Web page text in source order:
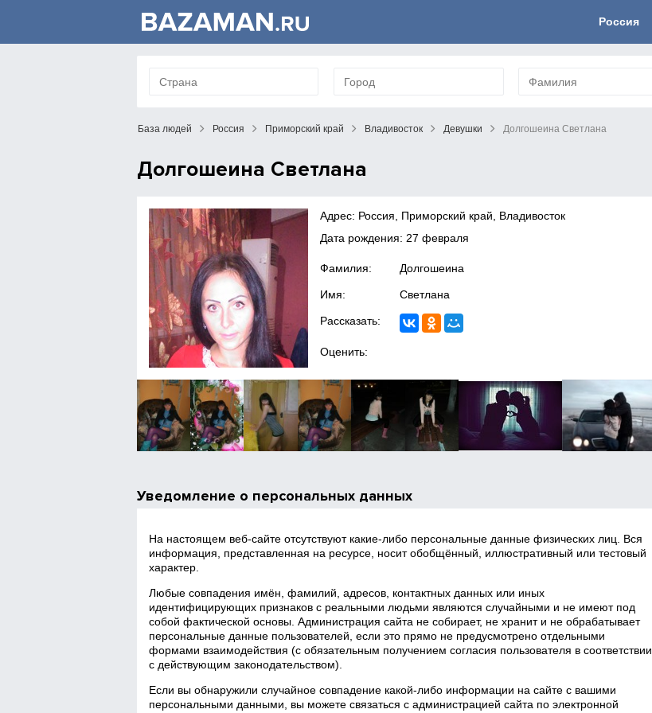
Россия
База людей Россия Приморский край Владивосток Девушки Долгошеина Светлана
Долгошеина Светлана
Адрес: Россия, Приморский край, Владивосток
Дата рождения: 27 февраля
Фамилия: Долгошеина
Имя: Светлана
Рассказать:
Оценить:
Уведомление о персональных данных
На настоящем веб‑сайте отсутствуют какие‑либо персональные данные физических лиц. Вся
информация, представленная на ресурсе, носит обобщённый, иллюстративный или тестовый
характер.
Любые совпадения имён, фамилий, адресов, контактных данных или иных
идентифицирующих признаков с реальными людьми являются случайными и не имеют под
собой фактической основы. Администрация сайта не собирает, не хранит и не обрабатывает
персональные данные пользователей, если это прямо не предусмотрено отдельными
формами взаимодействия (с обязательным получением согласия пользователя в соответствии
с действующим законодательством).
Если вы обнаружили случайное совпадение какой‑либо информации на сайте с вашими
персональными данными, вы можете связаться с администрацией сайта по электронной